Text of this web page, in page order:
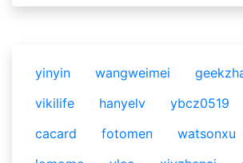
yinyin wangweimei
vikilife
hanyelv ybcz0519
cacard
fotomen watsonxu